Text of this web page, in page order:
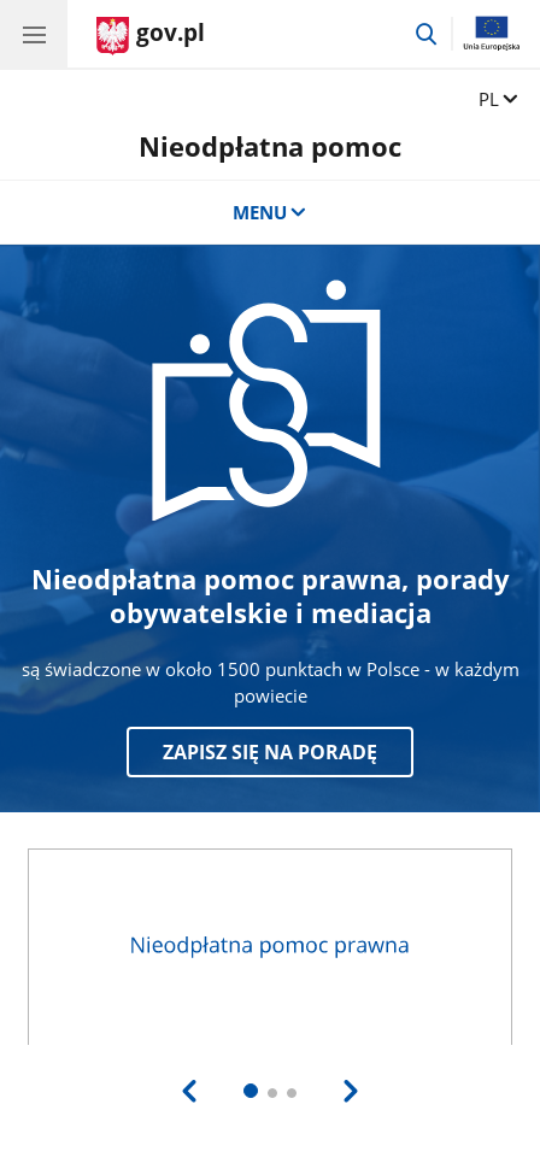
gov.pl
przejdź
Zmień
PL
Nieodpłatna pomoc
MENU
Nieodpłatna pomoc prawna, porady
obywatelskie i mediacja
są świadczone w około 1500 punktach w Polsce - w każdym
powiecie
ZAPISZ SIĘ NA PORADĘ